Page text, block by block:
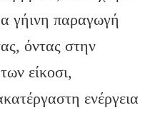
γήινη παραγωγή
όντας στην
είκοσι,
ενέργεια